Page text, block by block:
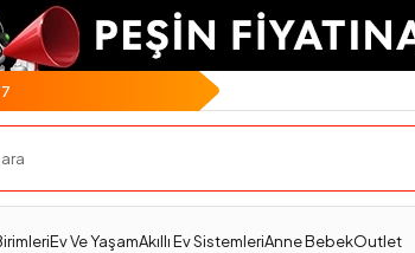
Ev Ve YaşamAkıllı Ev SistemleriAnne BebekOutlet
Teslimat Ve İade Ödeme Seçenekleri